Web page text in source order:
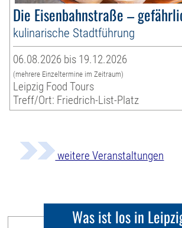
Die Eisenbahnstraße –
kulinarische Stadtführung
06.08.2026 bis 19.12.2026
(mehrere Einzeltermine im Zeitraum)
Leipzig Food Tours
Treff/Ort: Friedrich-List-Platz
weitere Veranstaltungen
Was ist los in